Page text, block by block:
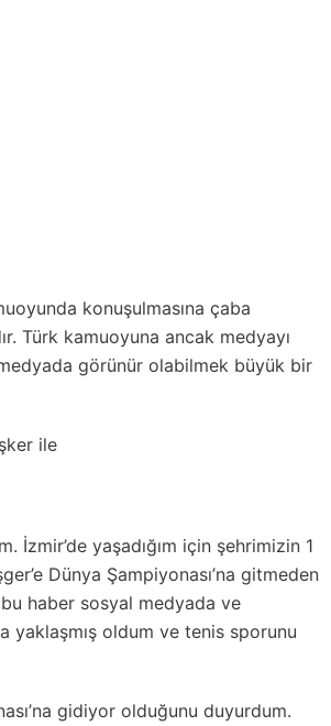
konuşulmasına çaba
Türk kamuoyuna ancak medyayı
görünür olabilmek büyük bir
ile
İzmir’de yaşadığım için şehrimizin 1
Dünya Şampiyonası’na gitmeden
haber sosyal medyada ve
oldum ve tenis sporunu
gidiyor olduğunu duyurdum.